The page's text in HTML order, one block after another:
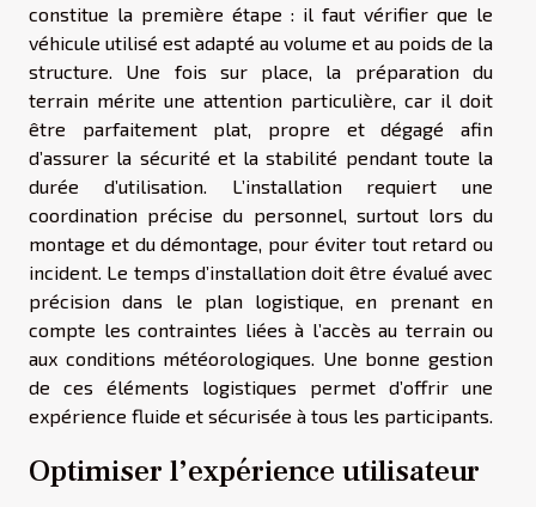
constitue la première étape : il faut vérifier que le
véhicule utilisé est adapté au volume et au poids de la
structure. Une fois sur place, la préparation du
terrain mérite une attention particulière, car il doit
être parfaitement plat, propre et dégagé afin
d’assurer la sécurité et la stabilité pendant toute la
durée d’utilisation. L’installation requiert une
coordination précise du personnel, surtout lors du
montage et du démontage, pour éviter tout retard ou
incident. Le temps d’installation doit être évalué avec
précision dans le plan logistique, en prenant en
compte les contraintes liées à l’accès au terrain ou
aux conditions météorologiques. Une bonne gestion
de ces éléments logistiques permet d’offrir une
expérience fluide et sécurisée à tous les participants.
Optimiser l’expérience utilisateur